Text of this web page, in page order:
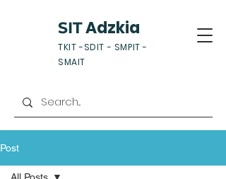
SITAdzkia
TKIT -SDIT - SMPIT -
SMAIT
Post